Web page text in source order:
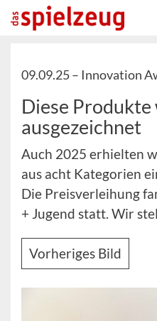
09.09.25 – Innovation
Diese
ausgezeichnet
Auch 2025 erhielten
aus acht Kategorien
Die Preisverleihung
+ Jugend statt. Wir
Vorheriges Bild